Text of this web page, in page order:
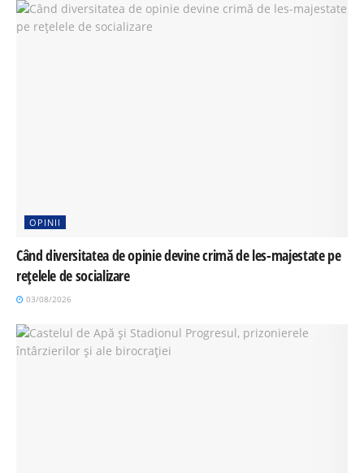
OPINII
Când diversitatea de opinie devine crimă de les-majestate pe
rețelele de socializare
03/08/2026